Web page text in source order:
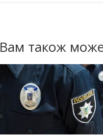
Вам також